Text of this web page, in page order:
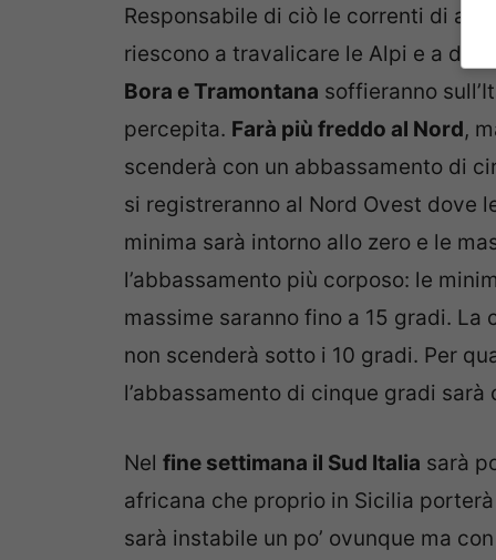
Responsabile di ciò le correnti di
riescono a travalicare le Alpi e a
Bora e Tramontana soffieranno
percepita. Farà più freddo al Nord,
scenderà con un abbassamento di
si registreranno al Nord Ovest dove
minima sarà intorno allo zero e le
l’abbassamento più corposo: le
massime saranno fino a 15 gradi.
non scenderà sotto i 10 gradi. Per
l’abbassamento di cinque gradi
Nel fine settimana il Sud Italia sarà
africana che proprio in Sicilia
sarà instabile un po’ ovunque ma